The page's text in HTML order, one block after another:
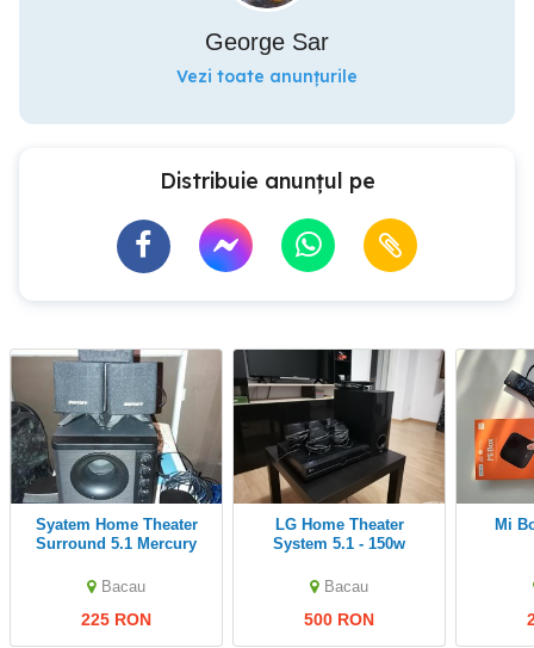
George Sar
Vezi toate anunțurile
Distribuie anunțul pe
Syatem Home Theater
Surround 5.1 Mercury
Bacau
225 RON
LG Home Theater
System 5.1 - 150w
Bacau
500 RON
Mi